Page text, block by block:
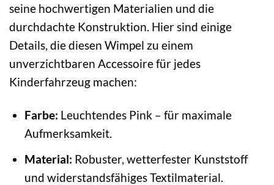
seine hochwertigen Materialien und die
durchdachte Konstruktion. Hier sind einige
Details, die diesen Wimpel zu einem
unverzichtbaren Accessoire für jedes
Kinderfahrzeug machen:
Farbe: Leuchtendes Pink – für maximale
Aufmerksamkeit.
Material: Robuster, wetterfester Kunststoff
und widerstandsfähiges Textilmaterial.